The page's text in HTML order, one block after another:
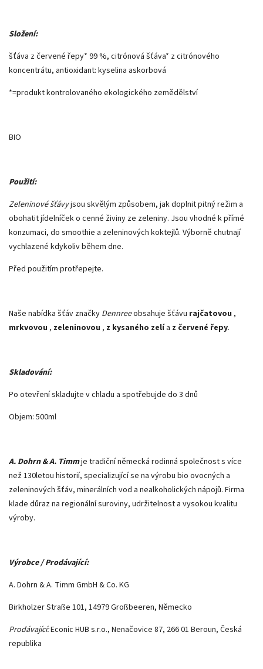
Složení:
šťáva z červené řepy* 99 %, citrónová šťáva* z citrónového
koncentrátu, antioxidant: kyselina askorbová
*=produkt kontrolovaného ekologického zemědělství
BIO
Použití:
Zeleninové šťávyjsou skvělým způsobem, jak doplnit pitný režim a
obohatit jídelníček o cenné živiny ze zeleniny. Jsou vhodné k přímé
konzumaci, do smoothie a zeleninových koktejlů. Výborně chutnají
vychlazené kdykoliv během dne.
Před použitím protřepejte.
Naše nabídka šťáv značky Dennreeobsahuje šťávu rajčatovou ,
mrkvovou , zeleninovou , z kysaného zelía z červené řepy.
Skladování:
Po otevření skladujte v chladu a spotřebujde do 3 dnů
Objem: 500ml
A. Dohrn & A. Timmje tradiční německá rodinná společnost s více
než 130letou historií, specializující se na výrobu bio ovocných a
zeleninových šťáv, minerálních vod a nealkoholických nápojů. Firma
klade důraz na regionální suroviny, udržitelnost a vysokou kvalitu
výroby.
Výrobce / Prodávající:
A. Dohrn & A. Timm GmbH & Co. KG
Birkholzer Straße 101, 14979 Großbeeren, Německo
Prodávající:Econic HUB s.r.o., Nenačovice 87, 266 01 Beroun, Česká
republika